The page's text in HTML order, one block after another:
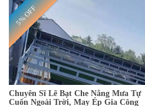
5% OFF
Chuyên Sĩ Lẽ Bạt Che Nắng Mưa Tự
Cuốn Ngoài Trời, May Ép Gia Công